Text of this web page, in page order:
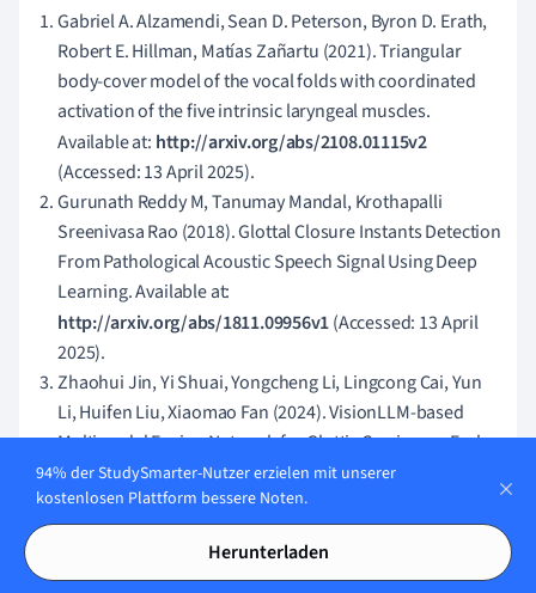
Gabriel A. Alzamendi, Sean D. Peterson, Byron D. Erath,
Robert E. Hillman, Matías Zañartu (2021). Triangular
body-cover model of the vocal folds with coordinated
activation of the five intrinsic laryngeal muscles.
Available at: http://arxiv.org/abs/2108.01115v2
(Accessed: 13 April 2025).
Gurunath Reddy M, Tanumay Mandal, Krothapalli
Sreenivasa Rao (2018). Glottal Closure Instants Detection
From Pathological Acoustic Speech Signal Using Deep
Learning. Available at:
http://arxiv.org/abs/1811.09956v1(Accessed: 13 April
2025).
Zhaohui Jin, Yi Shuai, Yongcheng Li, Lingcong Cai, Yun
Li, Huifen Liu, Xiaomao Fan (2024). VisionLLM-based
Multimodal Fusion Network for Glottic Carcinoma Early
Detection. Available at:
http://arxiv.org/abs/2412.18124v1
2025).
94% der StudySmarter-Nutzer erzielen mit unserer
kostenlosen Plattform bessere Noten.
Herunterladen